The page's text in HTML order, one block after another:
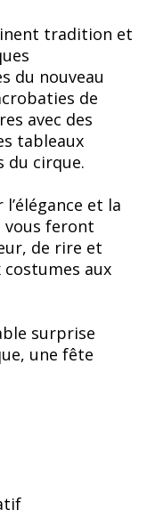
tradition et
du nouveau
de
avec des
tableaux
du cirque.
et la
vous feront
de rire et
costumes aux
surprise
une fête